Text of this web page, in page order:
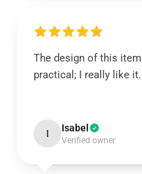
The design of this
practical; I really like it.
I Isabel
Verified owner